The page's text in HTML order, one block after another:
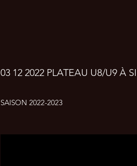
03 12 2022 PLATEAU U8/U9 À
SAISON 2022-2023